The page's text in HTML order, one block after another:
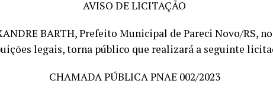
AVISO DE LICITAÇÃO
BARTH, Prefeito Municipal de Pareci Novo/RS,
legais, torna público que realizará a seguinte
CHAMADA PÚBLICA PNAE 002/2023